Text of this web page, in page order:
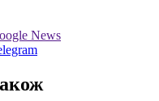
News